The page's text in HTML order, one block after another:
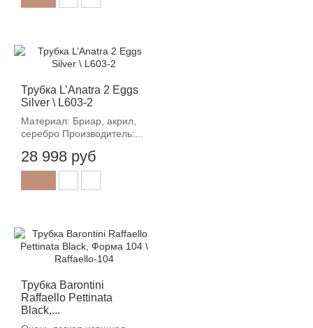
Трубка L’Anatra 2 Eggs
Silver \ L603-2
Материал: Бриар, акрил,
серебро Производитель:...
28 998 руб
Трубка Barontini
Raffaello Pettinata
Black,...